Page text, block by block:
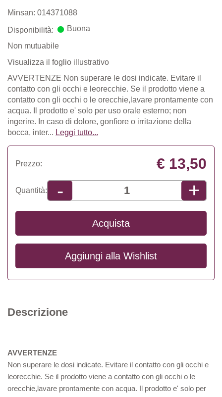
Minsan: 014371088
Disponibilità: Buona
Non mutuabile
Visualizza il foglio illustrativo
AVVERTENZE Non superare le dosi indicate. Evitare il
contatto con gli occhi e leorecchie. Se il prodotto viene a
contatto con gli occhi o le orecchie,lavare prontamente con
acqua. Il prodotto e' solo per uso orale esterno; non
ingerire. In caso di dolore, gonfiore o irritazione della
bocca, inter... Leggi tutto...
Prezzo: € 13,50
Quantità: - +
Acquista
Aggiungi alla Wishlist
Descrizione
AVVERTENZE
Non superare le dosi indicate. Evitare il contatto con gli occhi e
leorecchie. Se il prodotto viene a contatto con gli occhi o le
orecchie,lavare prontamente con acqua. Il prodotto e' solo per